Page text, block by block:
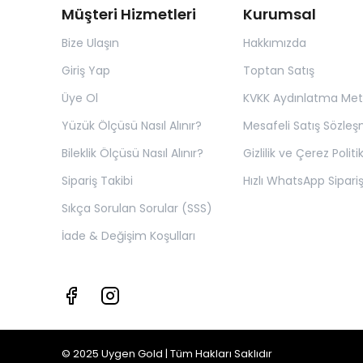
Müşteri Hizmetleri
Bize Ulaşın
Giriş Yap
Üye Ol
Yüzük Ölçüsü Nasıl Alınır?
Bileklik Ölçüsü Nasıl Alınır?
Sipariş Takibi
Sıkça Sorulan Sorular (SSS)
İade & Değişim Koşulları
Kurumsal
Hakkımızda
Toptan Satış
KVKK Aydınlatma
Mesafeli Satış
Gizlilik ve Çerez
Hızlı WhatsApp
© 2025 Uygen Gold | Tüm Hakları Saklıdır